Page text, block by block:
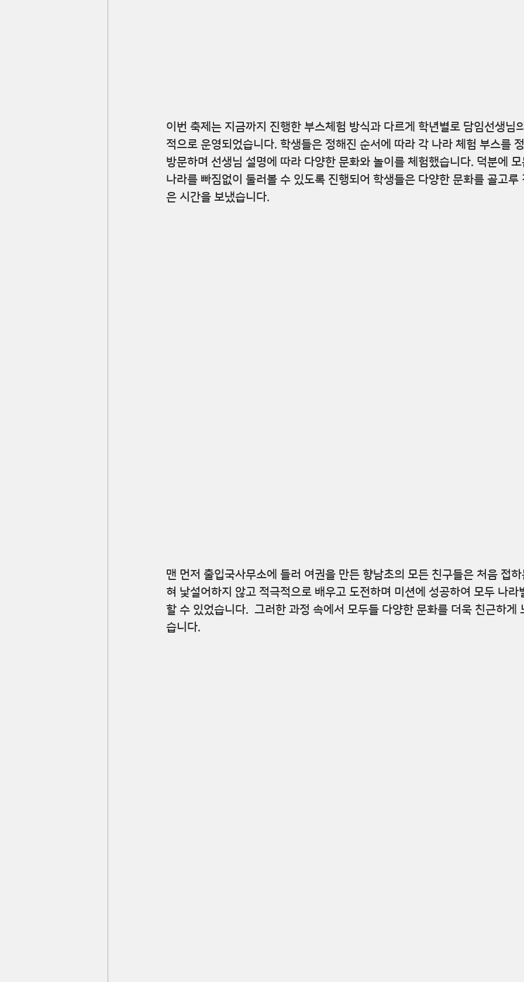
이번 축제는 지금까지 진행한 부스체험 방식과 다르게 학년별로 담임선생님
적으로 운영되었습니다. 학생들은 정해진 순서에 따라 각 나라 체험 부스를
방문하며 선생님 설명에 따라 다양한 문화와 놀이를 체험했습니다. 덕분에
나라를 빠짐없이 둘러볼 수 있도록 진행되어 학생들은 다양한 문화를 골고루
은 시간을 보냈습니다.
맨 먼저 출입국사무소에 들러 여권을 만든 향남초의 모든 친구들은 처음 접
혀 낯설어하지 않고 적극적으로 배우고 도전하며 미션에 성공하여 모두 나라
할 수 있었습니다.  그러한 과정 속에서 모두들 다양한 문화를 더욱 친근하게
습니다.